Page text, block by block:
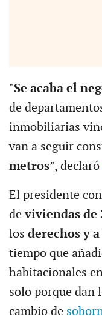
"Se acaba el
de
inmobiliarias
van a seguir
metros”, declaró
El presidente
deviviendas de
los derechos y
tiempo que
habitacionales
solo porque dan
cambio de